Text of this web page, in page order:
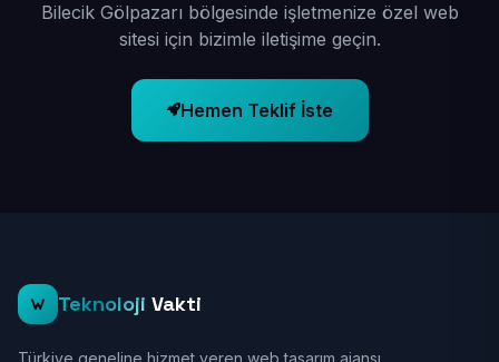
Bilecik Gölpazarı bölgesinde işletmenize özel web
sitesi için bizimle iletişime geçin.
Hemen Teklif İste
Teknoloji Vakti
Türkiye geneline hizmet veren web tasarım ajansı.